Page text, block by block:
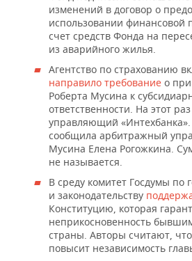
КИБЕРСПОРТ
ФИГУРНОЕ КАТАНИЕ
ВОДНЫЕ ВИДЫ СПОРТА
ХОККЕЙ С МЯЧОМ
КУЛЬТУРА
МЕДИЦИНА
ОБРАЗОВАНИЕ
ПРОИСШЕСТВИЯ
СПИСОК КОМПАНИЙ
изменений в договор о
использовании финансовой
счет средств Фонда на
из аварийного жилья.
Агентство по страхованию
направило требование о
Роберта Мусина к
ответственности. На этот
управляющий
сообщила арбитражный
Мусина Елена Рогожкина.
не называется.
В среду комитет Госдумы по
и законодательству
Конституцию, которая
неприкосновенность
страны. Авторы считают,
повысит независимость